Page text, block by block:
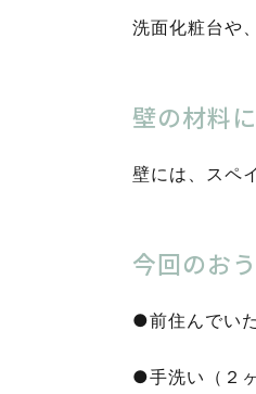
洗面化粧台や
壁の材料
壁には、スペ
今回のお
●前住んでい
●手洗い（２